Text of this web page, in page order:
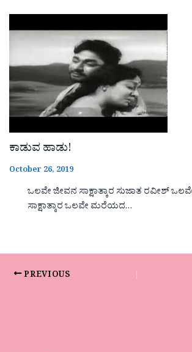
ಕಾಡುವ ಹಾಡು!
October 26, 2019
ಒಲವೇ ಜೀವನ ಸಾಕ್ಷಾತ್ಕಾರ ಸುಜಾತ ರವೀಶ್
ಸಾಕ್ಷಾತ್ಕಾರ ಒಲವೇ ಮರೆಯದ…
PREVIOUS